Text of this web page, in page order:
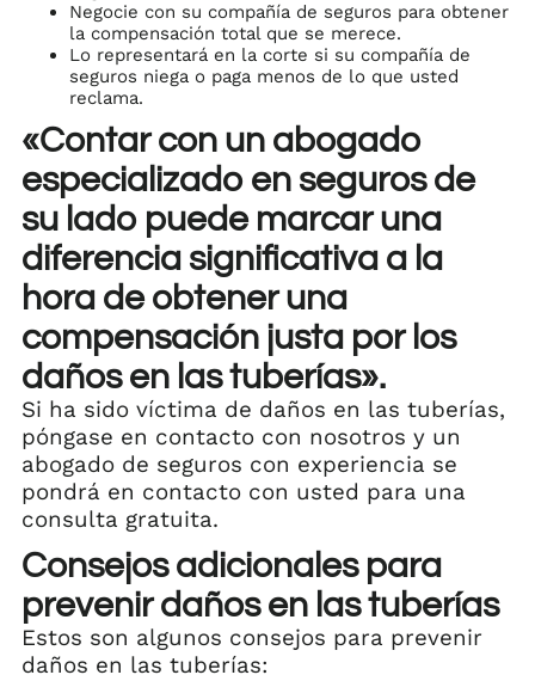
Negocie con su compañía de seguros para obtener
la compensación total que se merece.
Lo representará en la corte si su compañía de
seguros niega o paga menos de lo que usted
reclama.
«Contar con un abogado
especializado en seguros de
su lado puede marcar una
diferencia significativa a la
hora de obtener una
compensación justa por los
daños en las tuberías».
Si ha sido víctima de daños en las tuberías,
póngase en contacto con nosotros y un
abogado de seguros con experiencia se
pondrá en contacto con usted para una
consulta gratuita.
Consejos adicionales para
prevenir daños en las tuberías
Estos son algunos consejos para prevenir
daños en las tuberías: